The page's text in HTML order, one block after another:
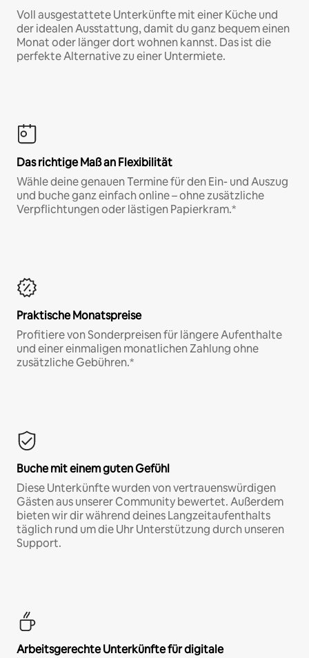
Voll ausgestattete Unterkünfte mit einer Küche und
der idealen Ausstattung, damit du ganz bequem einen
Monat oder länger dort wohnen kannst. Das ist die
perfekte Alternative zu einer Untermiete.
Das richtige Maß an Flexibilität
Wähle deine genauen Termine für den Ein- und Auszug
und buche ganz einfach online – ohne zusätzliche
Verpflichtungen oder lästigen Papierkram.*
Praktische Monatspreise
Profitiere von Sonderpreisen für längere Aufenthalte
und einer einmaligen monatlichen Zahlung ohne
zusätzliche Gebühren.*
Buche mit einem guten Gefühl
Diese Unterkünfte wurden von vertrauenswürdigen
Gästen aus unserer Community bewertet. Außerdem
bieten wir dir während deines Langzeitaufenthalts
täglich rund um die Uhr Unterstützung durch unseren
Support.
Arbeitsgerechte Unterkünfte für digitale